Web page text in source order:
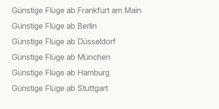
Günstige Flüge ab Frankfurt am Main
Günstige Flüge ab Berlin
Günstige Flüge ab Düsseldorf
Günstige Flüge ab München
Günstige Flüge ab Hamburg
Günstige Flüge ab Stuttgart